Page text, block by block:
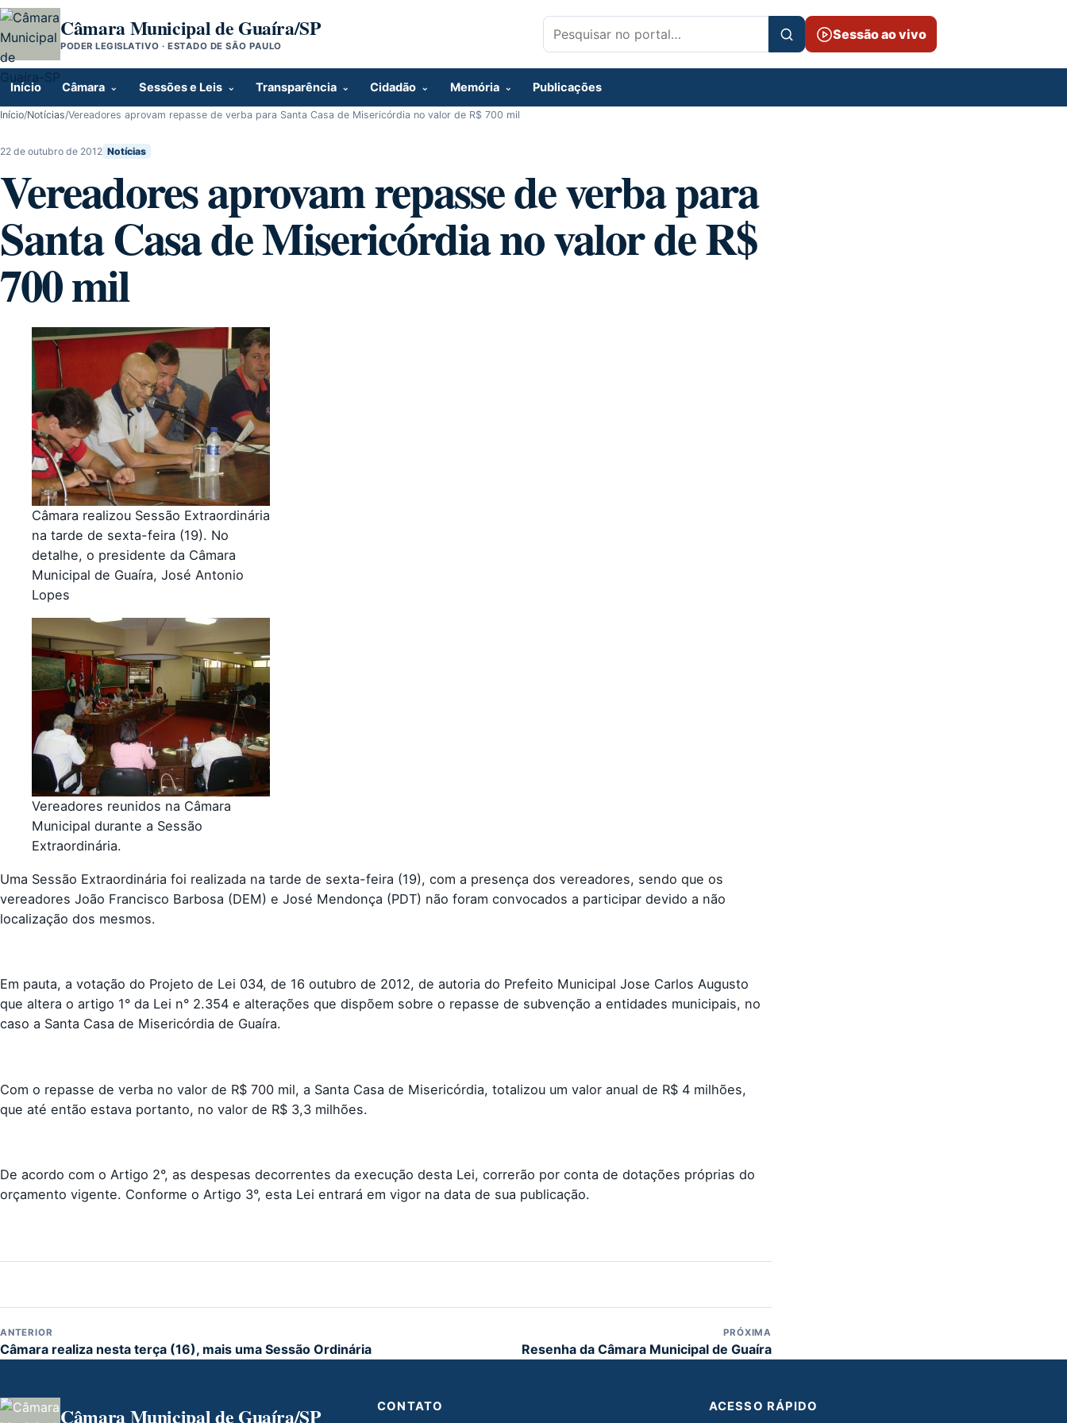
Pular para o conteúdo
Câmara Municipal de Guaíra/SP
PODER LEGISLATIVO · ESTADO DE SÃO PAULO
Pesquisar por:
Sessão ao vivo
Início Câmara Sessões e Leis Transparência Cidadão Memória Publicações
Início/Notícias/Vereadores aprovam repasse de verba para Santa Casa de Misericórdia no valor de R$ 700 mil
22 de outubro de 2012 Notícias
Vereadores aprovam repasse de verba para
Santa Casa de Misericórdia no valor de R$
700 mil
Câmara realizou Sessão Extraordinária
na tarde de sexta-feira (19). No
detalhe, o presidente da Câmara
Municipal de Guaíra, José Antonio
Lopes
Vereadores reunidos na Câmara
Municipal durante a Sessão
Extraordinária.
Uma Sessão Extraordinária foi realizada na tarde de sexta-feira (19), com a presença dos vereadores, sendo que os
vereadores João Francisco Barbosa (DEM) e José Mendonça (PDT) não foram convocados a participar devido a não
localização dos mesmos.
Em pauta, a votação do Projeto de Lei 034, de 16 outubro de 2012, de autoria do Prefeito Municipal Jose Carlos Augusto
que altera o artigo 1° da Lei n° 2.354 e alterações que dispõem sobre o repasse de subvenção a entidades municipais, no
caso a Santa Casa de Misericórdia de Guaíra.
Com o repasse de verba no valor de R$ 700 mil, a Santa Casa de Misericórdia, totalizou um valor anual de R$ 4 milhões,
que até então estava portanto, no valor de R$ 3,3 milhões.
De acordo com o Artigo 2°, as despesas decorrentes da execução desta Lei, correrão por conta de dotações próprias do
orçamento vigente. Conforme o Artigo 3°, esta Lei entrará em vigor na data de sua publicação.
ANTERIOR
Câmara realiza nesta terça (16), mais uma Sessão Ordinária
PRÓXIMA
Resenha da Câmara Municipal de Guaíra
Câmara Municipal de Guaíra/SP CONTATO ACESSO RÁPIDO